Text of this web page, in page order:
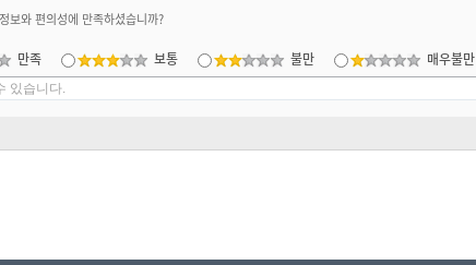
보와 편의성에 만족하셨습니까?
만족 보통 불만 매우불만